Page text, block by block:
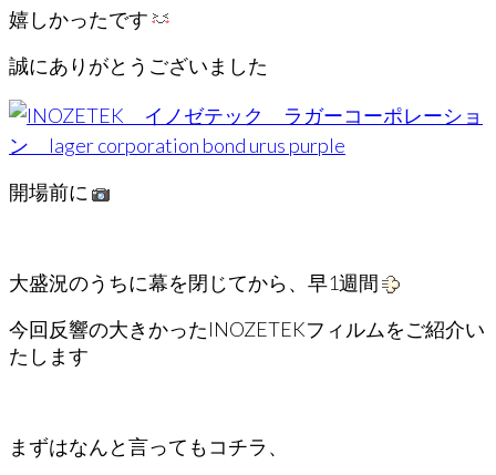
嬉しかったです
誠にありがとうございました
開場前に
大盛況のうちに幕を閉じてから、早1週間
今回反響の大きかったINOZETEKフィルムをご紹介い
たします
まずはなんと言ってもコチラ、